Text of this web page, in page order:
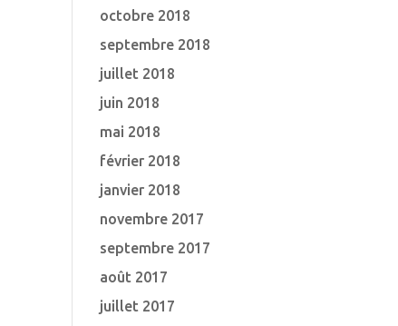
octobre 2018
septembre 2018
juillet 2018
juin 2018
mai 2018
février 2018
janvier 2018
novembre 2017
septembre 2017
août 2017
juillet 2017